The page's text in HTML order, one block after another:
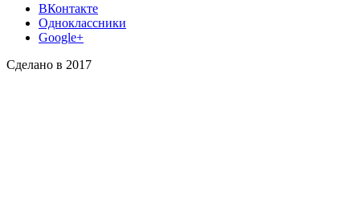
ВКонтакте
Одноклассники
Google+
Сделано в 2017